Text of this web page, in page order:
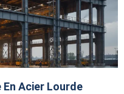
Acier Lourde